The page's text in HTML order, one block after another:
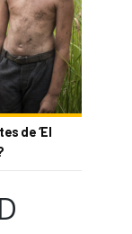
de ‘El